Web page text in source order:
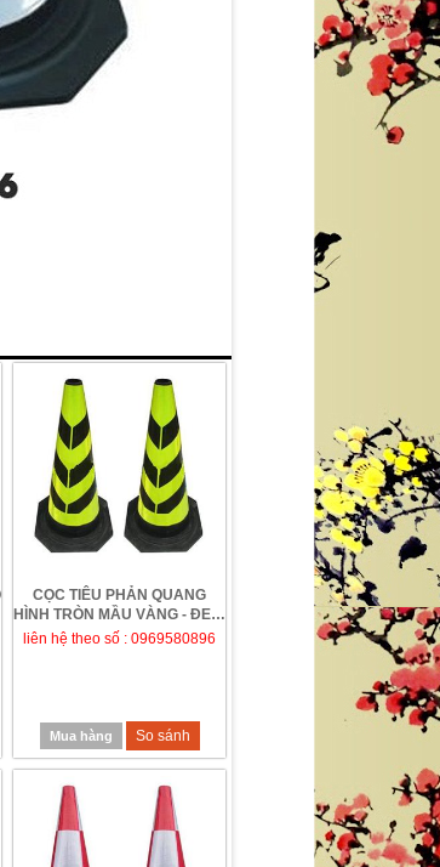
CỌC TIÊU PHẢN QUANG
HÌNH TRÒN MẦU VÀNG - ĐEN,
ĐẾ CAO SU
liên hệ theo số : 0969580896
Mua hàng So sánh
AXIT MÀU ĐEN DÀI
XỨ TRUNG QUỐC
số : 0969580896
So sánh
GĂNG TAY CÁCH ĐIỆN 35 KV
PHÁP
liên hệ theo số : 0969580896
So sánh